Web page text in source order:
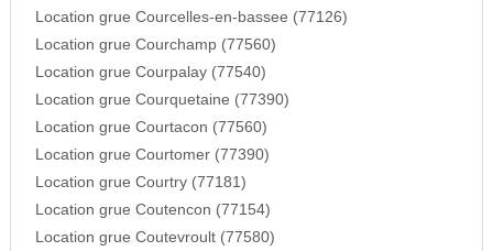
Location grue Courcelles-en-bassee (77126)
Location grue Courchamp (77560)
Location grue Courpalay (77540)
Location grue Courquetaine (77390)
Location grue Courtacon (77560)
Location grue Courtomer (77390)
Location grue Courtry (77181)
Location grue Coutencon (77154)
Location grue Coutevroult (77580)